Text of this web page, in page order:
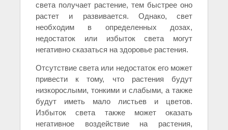
света получает растение, тем быстрее оно
растет и развивается. Однако, свет
необходим в определенных дозах,
недостаток или избыток света могут
негативно сказаться на здоровье растения.
Отсутствие света или недостаток его может
привести к тому, что растения будут
низкорослыми, тонкими и слабыми, а также
будут иметь мало листьев и цветов.
Избыток света также может оказать
негативное воздействие на растения,